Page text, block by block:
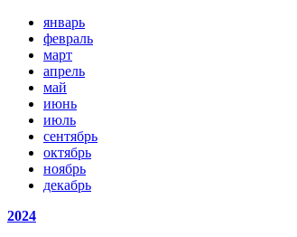
январь
февраль
март
апрель
май
июнь
июль
сентябрь
октябрь
ноябрь
декабрь
2024